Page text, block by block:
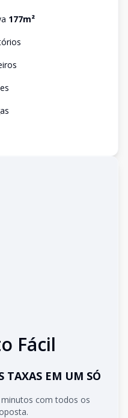
177m²
s
s
s
s
Fácil
TAXAS EM UM SÓ
com todos os